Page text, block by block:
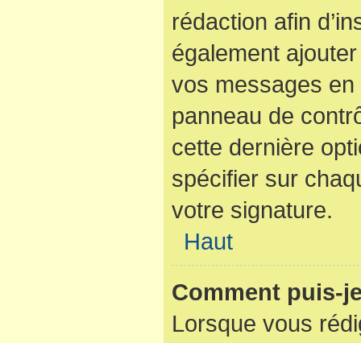
rédaction afin
également
vos messages
panneau de
cette dernière
spécifier sur
votre signature.
Haut
Comment puis-
Lorsque vous